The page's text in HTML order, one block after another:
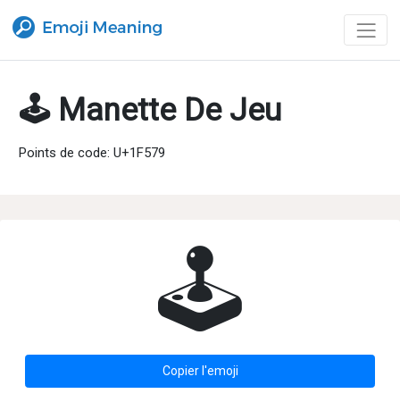
🕹 Manette De Jeu
Points de code: U+1F579
🕹
Copier l'emoji